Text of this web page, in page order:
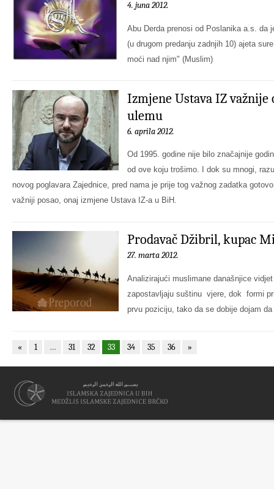
4. juna 2012.
Abu Derda prenosi od Poslanika a.s. da
(u drugom predanju zadnjih 10) ajeta
moći nad njim" (Muslim)
Izmjene Ustava IZ važnije
ulemu
6. aprila 2012.
Od 1995. godine nije bilo značajnije
od ove koju trošimo. I dok su mnogi,
novog poglavara Zajednice, pred nama je prije tog važnog zadatka
važniji posao, onaj izmjene Ustava IZ-a u BiH.
Prodavač Džibril, kupac
27. marta 2012.
Analizirajući muslimane današnjice
zapostavljaju suštinu vjere, dok formi
prvu poziciju, tako da se dobije dojam
« 1 … 31 32 33 34 35 36 »